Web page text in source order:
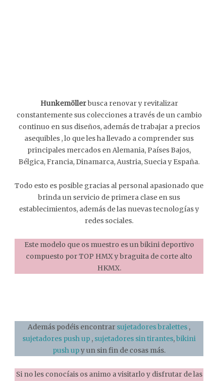
Hunkemöllerbusca renovar y revitalizar
constantemente sus colecciones a través de un cambio
continuo en sus diseños, además de trabajar a precios
asequibles , lo que les ha llevado a comprender sus
principales mercados en Alemania, Países Bajos,
Bélgica, Francia, Dinamarca, Austria, Suecia y España.
Todo esto es posible gracias al personal apasionado que
brinda un servicio de primera clase en sus
establecimientos, además de las nuevas tecnologías y
redes sociales.
Este modelo que os muestro es un bikini deportivo
compuesto por TOP HMX y braguita de corte alto
HKMX.
Además podéis encontrar sujetadores bralettes ,
sujetadores push up , sujetadores sin tirantes,bikini
push upy un sin fin de cosas más.
Si no les conocíais os animo a visitarlo y disfrutar de las